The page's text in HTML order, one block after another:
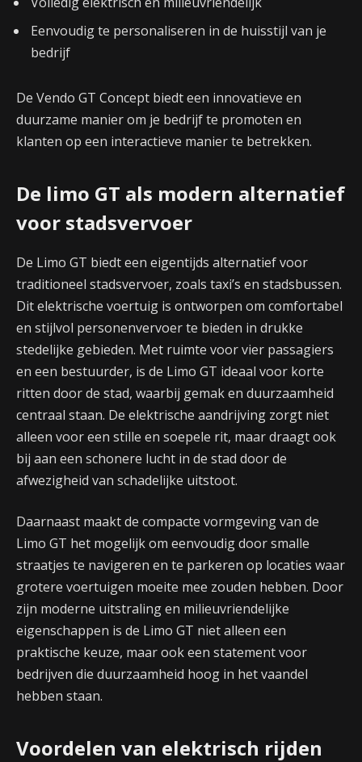
Eenvoudig te personaliseren in de huisstijl van je
bedrijf
De Vendo GT Concept biedt een innovatieve en
duurzame manier om je bedrijf te promoten en
klanten op een interactieve manier te betrekken.
De limo GT als modern alternatief
voor stadsvervoer
De Limo GT biedt een eigentijds alternatief voor
traditioneel stadsvervoer, zoals taxi’s en stadsbussen.
Dit elektrische voertuig is ontworpen om comfortabel
en stijlvol personenvervoer te bieden in drukke
stedelijke gebieden. Met ruimte voor vier passagiers
en een bestuurder, is de Limo GT ideaal voor korte
ritten door de stad, waarbij gemak en duurzaamheid
centraal staan. De elektrische aandrijving zorgt niet
alleen voor een stille en soepele rit, maar draagt ook
bij aan een schonere lucht in de stad door de
afwezigheid van schadelijke uitstoot.
Daarnaast maakt de compacte vormgeving van de
Limo GT het mogelijk om eenvoudig door smalle
straatjes te navigeren en te parkeren op locaties waar
grotere voertuigen moeite mee zouden hebben. Door
zijn moderne uitstraling en milieuvriendelijke
eigenschappen is de Limo GT niet alleen een
praktische keuze, maar ook een statement voor
bedrijven die duurzaamheid hoog in het vaandel
hebben staan.
Voordelen van elektrisch rijden